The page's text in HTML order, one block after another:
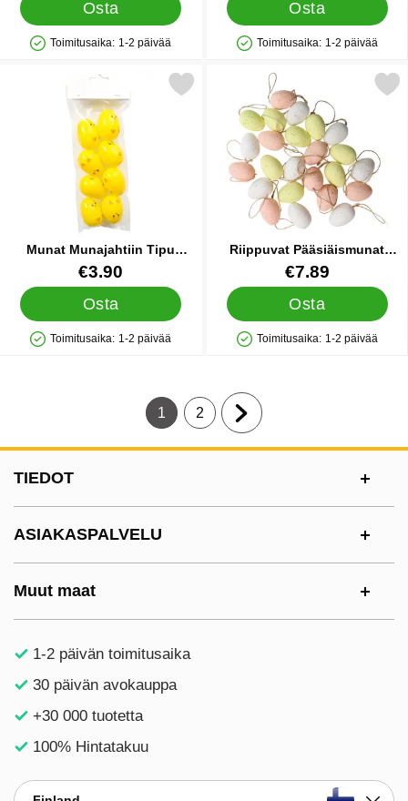
Osta
Saatavuus: Varastossa
Toimitusaika: 1-2 päivää
Osta
Saatavuus: Varastossa
Toimitusaika: 1-2 päivää
Munat Munajahtiin Tipu
Keltainen 6cm 8 kpl
Tuote.nro 90461
€3.90
Osta
Saatavuus: Varastossa
Toimitusaika: 1-2 päivää
munat Munajahtiin Tipu Keltainen 6cm 8 kpl suosikiksi
Riippuvat Pääsiäismunat
Värimix 5cm 24 kpl
Tuote.nro 90465
€7.89
Osta
Saatavuus: Varastossa
Toimitusaika: 1-2 päivää
Merkitse riippuvat Pääsiäismunat
Tämänhetkinen sivu, Sivu
1
Siirry sivulle
2
Siirry seuraavalle sivulle
TIEDOT
ASIAKASPALVELU
Muut maat
1-2 päivän toimitusaika
30 päivän avokauppa
+30 000 tuotetta
100% Hintatakuu